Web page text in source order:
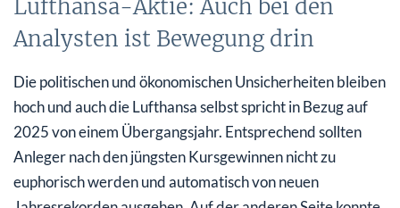
Lufthansa-Aktie: Auch bei den
Analysten ist Bewegung drin
Die politischen und ökonomischen Unsicherheiten bleiben
hoch und auch die Lufthansa selbst spricht in Bezug auf
2025 von einem Übergangsjahr. Entsprechend sollten
Anleger nach den jüngsten Kursgewinnen nicht zu
euphorisch werden und automatisch von neuen